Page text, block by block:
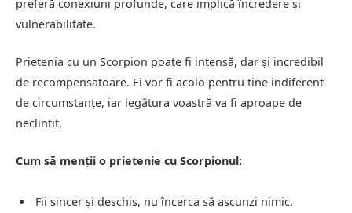
preferă conexiuni profunde, care implică încredere și
vulnerabilitate.
Prietenia cu un Scorpion poate fi intensă, dar și incredibil
de recompensatoare. Ei vor fi acolo pentru tine indiferent
de circumstanțe, iar legătura voastră va fi aproape de
neclintit.
Cum să menții o prietenie cu Scorpionul:
Fii sincer și deschis, nu încerca să ascunzi nimic.